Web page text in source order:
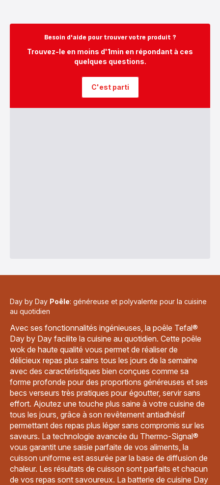
Besoin d'aide pour trouver votre produit ?
Trouvez-le en moins d'1min en répondant à ces
quelques questions.
C'est parti
Day by Day Poêle: généreuse et polyvalente pour la cuisine
au quotidien
Avec ses fonctionnalités ingénieuses, la poêle Tefal®
Day by Day facilite la cuisine au quotidien. Cette poêle
wok de haute qualité vous permet de réaliser de
délicieux repas plus sains tous les jours de la semaine
avec des caractéristiques bien conçues comme sa
forme profonde pour des proportions généreuses et ses
becs verseurs très pratiques pour égoutter, servir sans
effort. Ajoutez une touche plus saine à votre cuisine de
tous les jours, grâce à son revêtement antiadhésif
permettant des repas plus léger sans compromis sur les
saveurs. La technologie avancée du Thermo-Signal®
vous garantit une saisie parfaite de vos aliments, la
cuisson uniforme est assurée par la base de diffusion de
chaleur. Les résultats de cuisson sont parfaits et chacun
de vos repas sont savoureux. La batterie de cuisine Day